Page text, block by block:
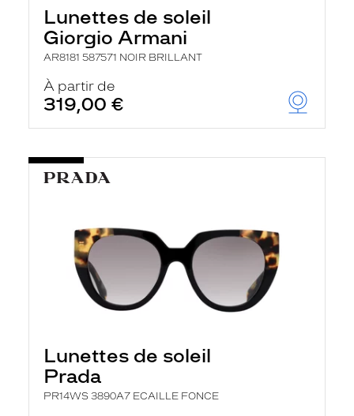
Lunettes de soleil
Giorgio Armani
AR8181 587571 NOIR BRILLANT
À partir de
319,00 €
Lunettes de soleil
Prada
PR14WS 3890A7 ECAILLE FONCE